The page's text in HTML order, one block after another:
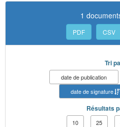
1
PDF CSV
Tri
date de publication
date de signature
Résultats
10 25